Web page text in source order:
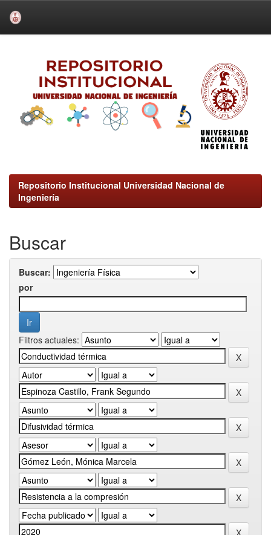
Repositorio Institucional Universidad Nacional de
Ingeniería
Buscar
Buscar:
por
Filtros actuales: